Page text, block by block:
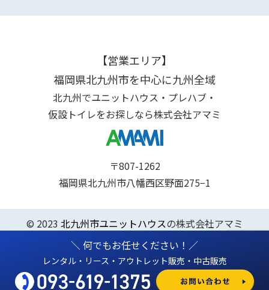
【営業エリア】
福岡県北九州市を中心に九州全域
北九州でユニットハウス・プレハブ・
仮設トイレをお探しなら株式会社アマミ
〒807-1262
福岡県北九州市八幡西区野面275−1
© 2023 北九州市ユニットハウスの株式会社アマミ
＼ 何でもお任せください！／
レンタル・リース・アウトレット販売・中古販売